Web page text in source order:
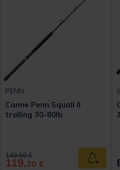
PENN
Canne Penn Squall II
trolling 30-80lb
Price reduced from
149,00 €to
119,20 € Ajouter